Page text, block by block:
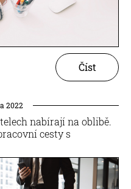
Číst
2022
nabírají na oblibě.
cesty s